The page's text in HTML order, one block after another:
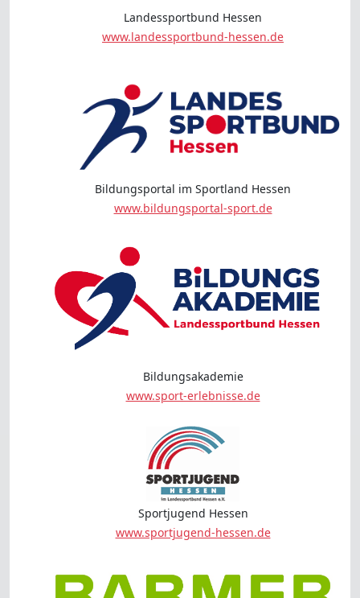
Landessportbund Hessen
www.landessportbund-hessen.de
Bildungsportal im Sportland Hessen
www.bildungsportal-sport.de
Bildungsakademie
www.sport-erlebnisse.de
Sportjugend Hessen
www.sportjugend-hessen.de